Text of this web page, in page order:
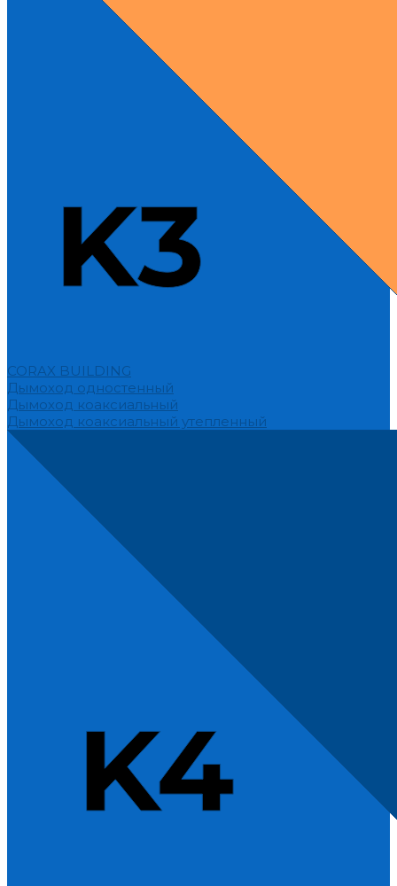
CORAX BUILDING
Дымоход одностенный
Дымоход коаксиальный
Дымоход коаксиальный утепленный